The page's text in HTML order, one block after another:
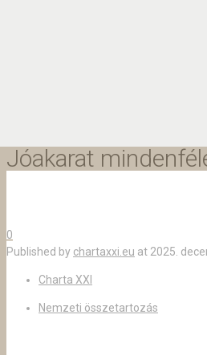
Jóakarat
0
Published by chartaxxi.eu at 2025.
Charta XXI
Nemzeti összetartozás